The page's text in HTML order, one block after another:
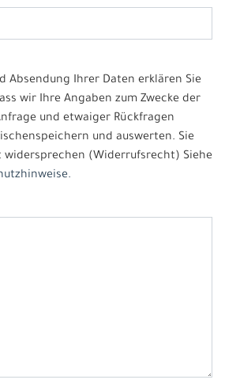
Absendung Ihrer Daten erklären Sie
wir Ihre Angaben zum Zwecke der
und etwaiger Rückfragen
und auswerten. Sie
widersprechen (Widerrufsrecht) Siehe